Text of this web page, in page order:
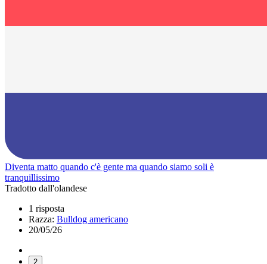
Diventa matto quando c'è gente ma quando siamo soli è
tranquillissimo
Tradotto dall'olandese
1 risposta
Razza: Bulldog americano
20/05/26
2